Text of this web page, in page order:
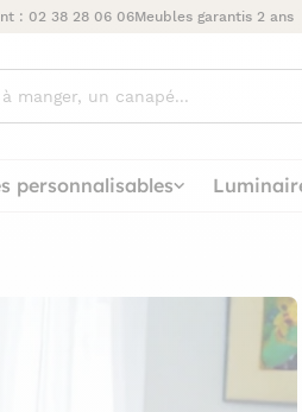
: 02 38 28 06 06Meubles garantis 2 ans
personnalisables